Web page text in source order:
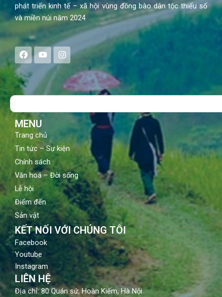
phát triển kinh tế – xã hội vùng đồng bào dân tộc thiểu số
và miền núi năm 2024
F
a
c
e
b
o
Y
o
u
t
u
b
I
n
s
a
g
Search
MENU
Trang chủ
Tin tức – Sự kiện
Chính sách
Văn hoá – Đời sống
Lễ hội
Điểm đến
Sản vật
KẾT NỐI VỚI CHÚNG TÔI
Facebook
Youtube
Instagram
LIÊN HỆ
Địa chỉ: 80 Quán sứ, Hoàn Kiếm, Hà Nội